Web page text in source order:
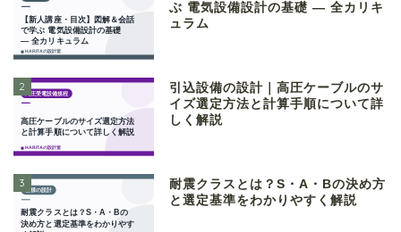
ぶ 電気設備設計の基礎 ― 全カリキ
ュラム
2
引込設備の設計｜高圧ケーブルのサ
イズ選定方法と計算手順について詳
しく解説
3
耐震クラスとは？S・A・Bの決め方
と選定基準をわかりやすく解説